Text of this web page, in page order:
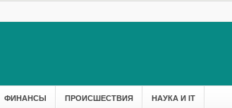
ФИНАНСЫ ПРОИСШЕСТВИЯ НАУКА И IT